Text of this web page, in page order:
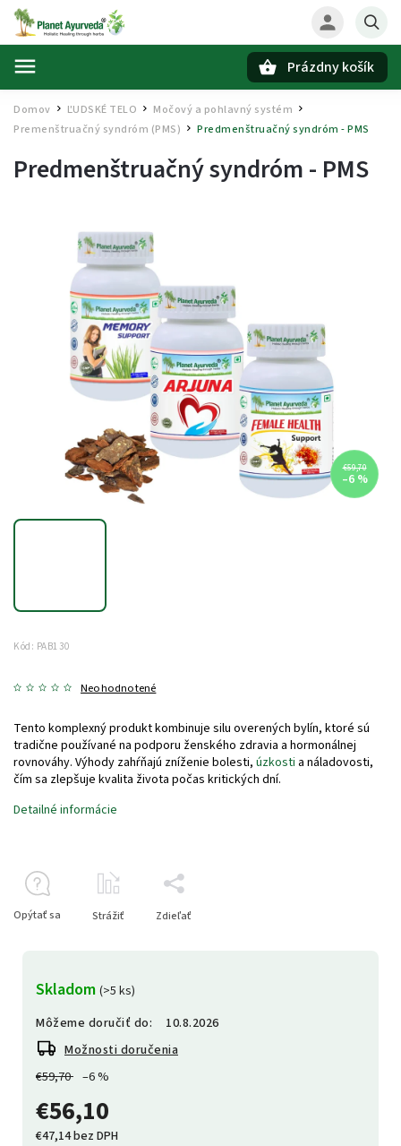
Prázdny košík
Domov ĽUDSKÉ TELO / Močový a pohlavný systém /
Premenštruačný syndróm (PMS) / Predmenštruačný syndróm - PMS
Predmenštruačný syndróm - PMS
€59,70
–6 %
Kód: PAB130
Neohodnotené
€59,70 –6 %
€56,10
€47,14 bez DPH
Skladom (>5 ks)
Môžeme doručiť do:
10.8.2026
Možnosti doručenia
Tento komplexný produkt kombinuje silu overených bylín, ktoré sú
tradične používané na podporu ženského zdravia a hormonálnej
rovnováhy. Výhody zahŕňajú zníženie bolesti, úzkosti a náladovosti,
čím sa zlepšuje kvalita života počas kritických dní.
Detailné informácie
Opýtať sa Strážiť Zdieľať